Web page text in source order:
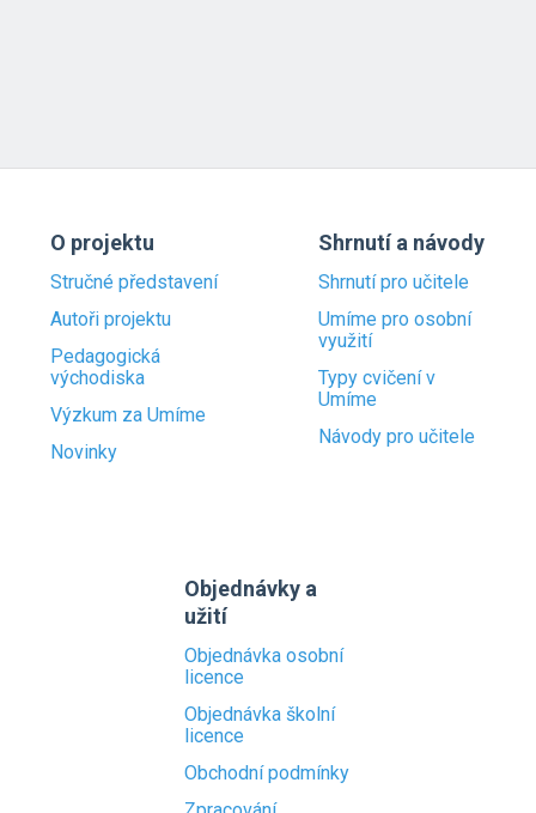
O projektu
Stručné představení
Autoři projektu
Pedagogická
východiska
Výzkum za Umíme
Novinky
Shrnutí a návody
Shrnutí pro učitele
Umíme pro osobní
využití
Typy cvičení v
Umíme
Návody pro učitele
Objednávky a
užití
Objednávka osobní
licence
Objednávka školní
licence
Obchodní podmínky